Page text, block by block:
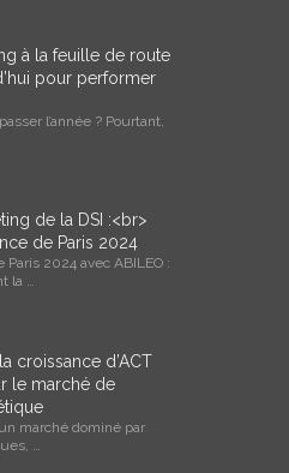
à la feuille de route
pour performer
l’année ? Pourtant,
de la DSI :<br>
de Paris 2024
2024 avec ABILEO :
la …
croissance d’ACT
le marché de
marché dominé par
…